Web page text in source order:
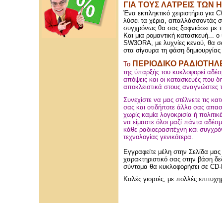
ΓΙΑ ΤΟΥΣ ΛΑΤΡΕΙΣ
Ένα εκπληκτικό χειριστήριο
λύσει τα χέρια, απαλλάσσοντάς
συγχρόνως θα σας ξαφνιάσει με
Και μια ρομαντική κατασκευή...
SW3ORA, με λυχνίες κενού, θα
στα σίγουρα τη φάση δημιουργίας
Το ΠΕΡΙΟΔΙΚΟ
της ύπαρξής του κυκλοφορεί
απόψεις και οι κατασκευές που
αποκλειστικά στους αναγνώστες
Συνεχίστε να μας στέλνετε τις
σας και οτιδήποτε άλλο σας
χωρίς καμία λογοκρισία ή
να είμαστε όλοι μαζί πάντα
κάθε ραδιοερασιτέχνη και
τεχνολογίας γενικότερα.
Εγγραφείτε μέλη στην Σελίδα
χαρακτηριστικό σας στην βάση
σύντομα θα κυκλοφορήσει σε
Καλές γιορτές, με πολλές